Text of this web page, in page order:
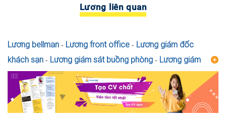
Việc làm nhà hàng nhật-Việc làm quản lý
Việc làm giám đốc khách sạn
Việc làm quản lý khách sạn- Việc làm quản lý quán ăn
Việc làm quản lý quán cafe-Việc làm buồng phòng
khách sạn-Việc làm nhà hàng chay-Việc làm nhà hàng
tiệc cưới-Việc làm nhân viên nhà hàng-Việc làm nhân
viên nhà hàng khách sạn
Việc làm nhân viên phục vụ
Lương liên quan
Lương bellman - Lương front office - Lương giám đốc
khách sạn - Lương giám sát buồng phòng - Lương giám
sát f&b
-Lương giám sát nhà hàng Lương khách sạn
Lương nhân viên buồng phòng-Lương nhân viên đặt
phòng khách sạn
Lương nhân viên khách sạn 5 sao -